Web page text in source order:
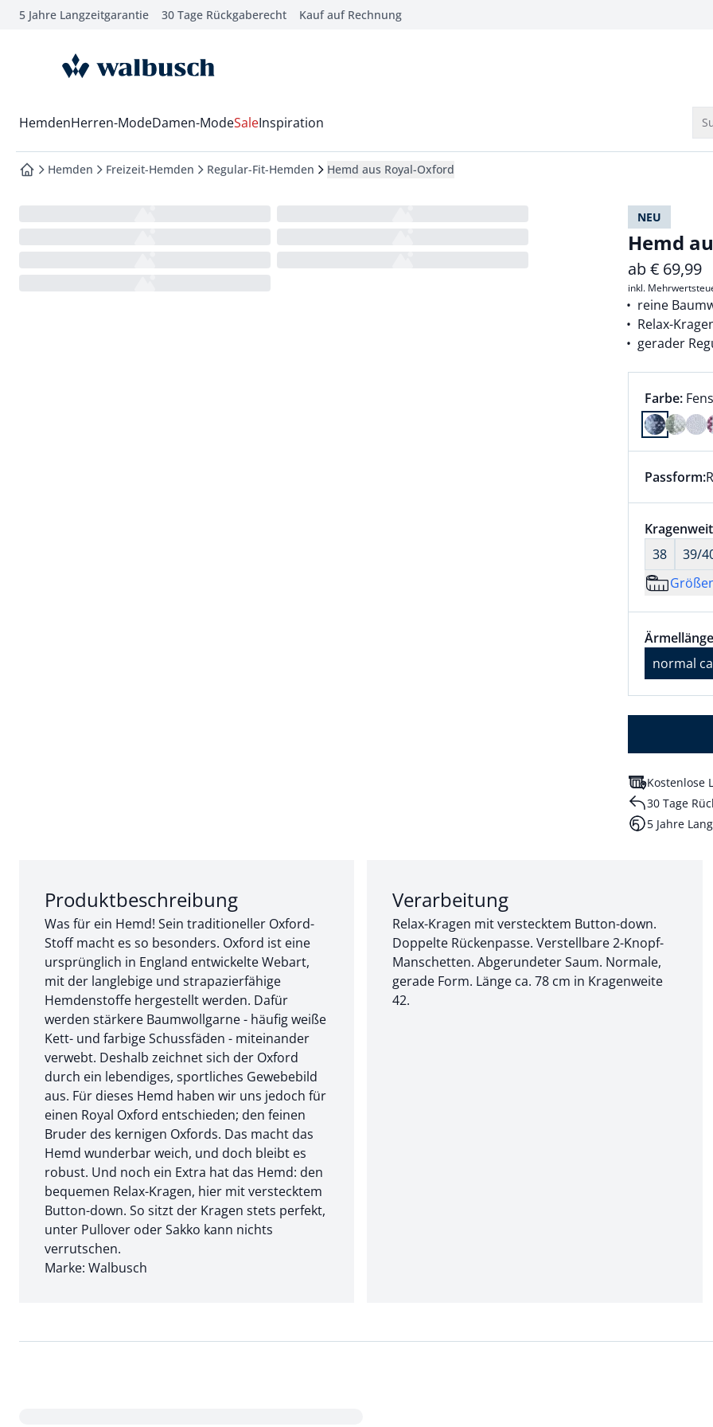
springen
springen
springen
5 Jahre Langzeitgarantie 30 Tage Rückgaberecht Kauf auf Rechnung
zur Startseite
Wechsel in das Menü mit Pfeil-Runter Taste
HemdenHerren-ModeDamen-ModeSaleInspiration
zur Startseite
Hemden Freizeit-Hemden Regular-Fit-Hemden Hemd aus Royal-Oxford
NEU
Hemd
ab€ 69,99
inkl.
reine
Relax-
gerader
Farbe:
Farbe
Dieser
Passform:
38
39/
normal
Kostenlose
30 Tage
5 Jahre
Abschnitt 1 von 3:
Produktbeschreibung
Was für ein Hemd! Sein traditioneller Oxford-
Stoff macht es so besonders. Oxford ist eine
ursprünglich in England entwickelte Webart,
mit der langlebige und strapazierfähige
Hemdenstoffe hergestellt werden. Dafür
werden stärkere Baumwollgarne - häufig weiße
Kett- und farbige Schussfäden - miteinander
verwebt. Deshalb zeichnet sich der Oxford
durch ein lebendiges, sportliches Gewebebild
aus. Für dieses Hemd haben wir uns jedoch für
einen Royal Oxford entschieden; den feinen
Bruder des kernigen Oxfords. Das macht das
Hemd wunderbar weich, und doch bleibt es
robust. Und noch ein Extra hat das Hemd: den
bequemen Relax-Kragen, hier mit verstecktem
Button-down. So sitzt der Kragen stets perfekt,
unter Pullover oder Sakko kann nichts
verrutschen.
Marke: Walbusch
Abschnitt 2 von 3:
Verarbeitung
Relax-Kragen mit verstecktem Button-down.
Doppelte Rückenpasse. Verstellbare 2-Knopf-
Manschetten. Abgerundeter Saum. Normale,
gerade Form. Länge ca. 78 cm in Kragenweite
42.